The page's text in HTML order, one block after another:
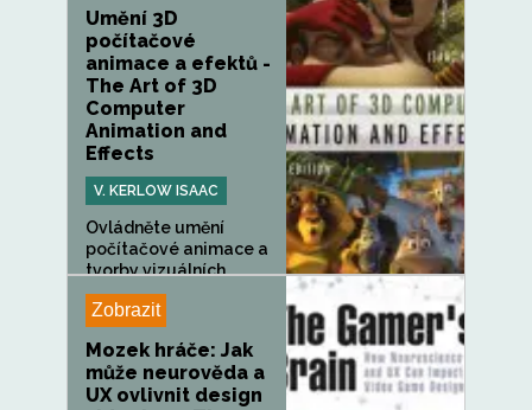
Umění 3D
počítačové
animace a efektů -
The Art of 3D
Computer
Animation and
Effects
V. KERLOW ISAAC
Ovládněte umění
počítačové animace a
tvorby vizuálních
efektů s...
Zobrazit
Mozek hráče: Jak
může neurověda a
UX ovlivnit design